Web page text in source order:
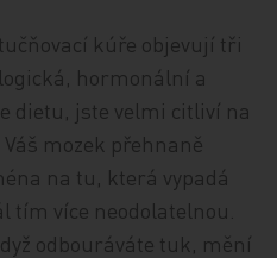
kúře objevují tři
hormonální a
dietu, jste velmi citliví na
mozek přehnaně
na tu, která vypadá
tím více neodolatelnou.
odbouráváte tuk, mění